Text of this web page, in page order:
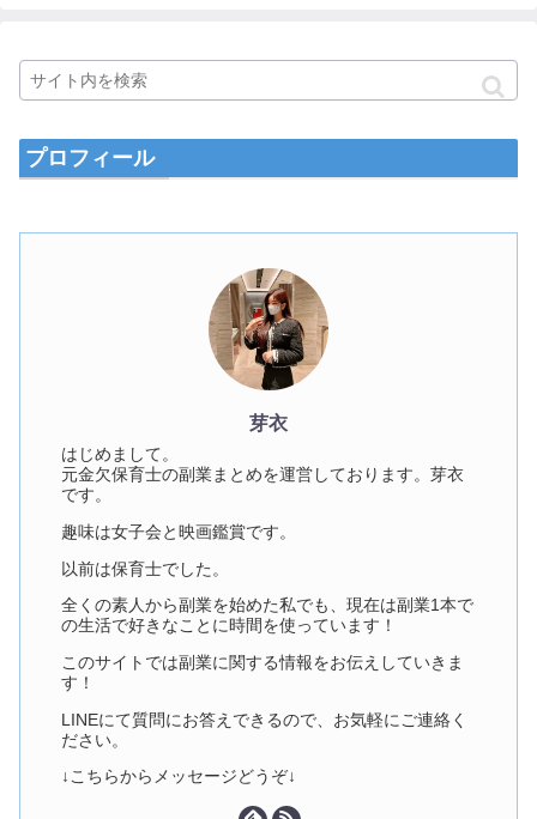
プロフィール
芽衣
はじめまして。
元金欠保育士の副業まとめを運営しております。芽衣
です。
趣味は女子会と映画鑑賞です。
以前は保育士でした。
全くの素人から副業を始めた私でも、現在は副業1本で
の生活で好きなことに時間を使っています！
このサイトでは副業に関する情報をお伝えしていきま
す！
LINEにて質問にお答えできるので、お気軽にご連絡く
ださい。
↓こちらからメッセージどうぞ↓